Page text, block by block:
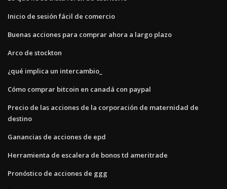
Inicio de sesión fácil de comercio
Buenas acciones para comprar ahora a largo plazo
Arco de stockton
¿qué implica un intercambio_
Cómo comprar bitcoin en canadá con paypal
Precio de las acciones de la corporación de maternidad de
destino
Ganancias de acciones de epd
Herramienta de escalera de bonos td ameritrade
Pronóstico de acciones de ggg